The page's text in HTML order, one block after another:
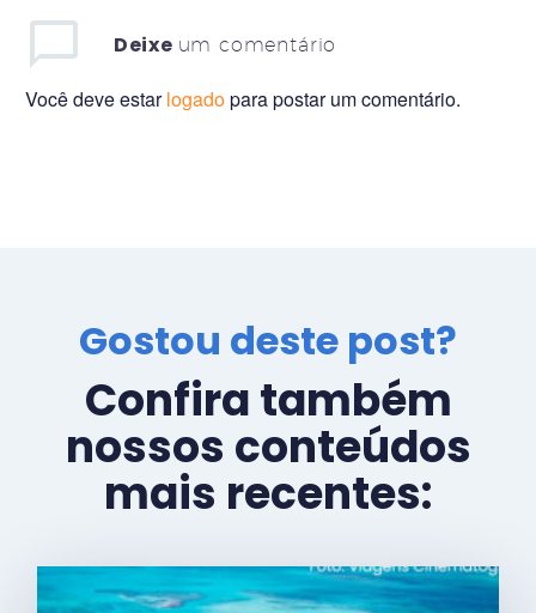
Deixe um comentário
Você deve estarlogadopara postar um comentário.
Gostou deste post?
Confira também
nossos conteúdos
mais recentes: